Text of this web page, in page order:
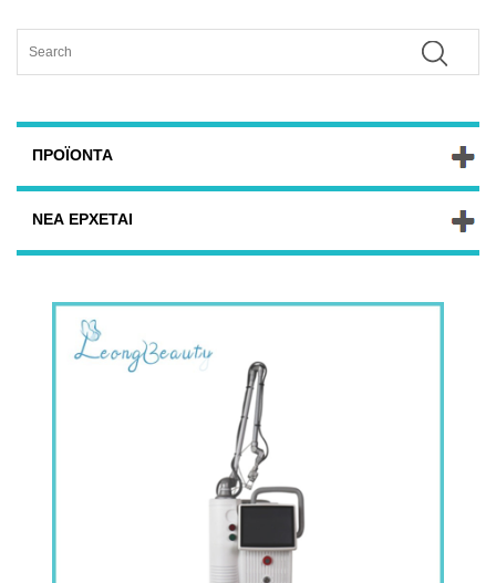
ΠΡΟΪΌΝΤΑ
ΝΈΑ ΈΡΧΕΤΑΙ